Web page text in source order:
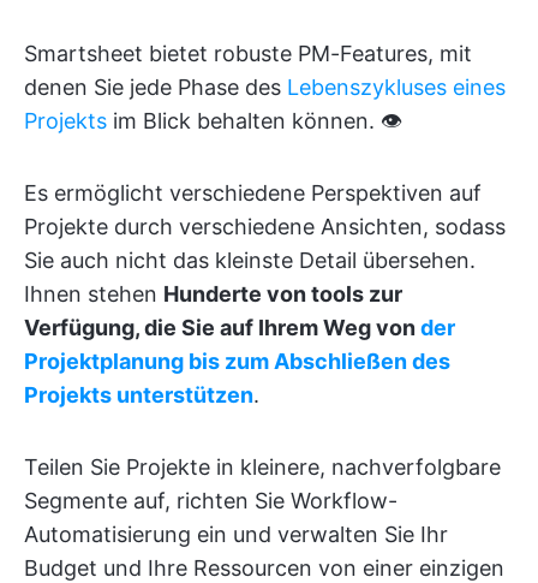
Smartsheet bietet robuste PM-Features, mit
denen Sie jede Phase des Lebenszykluses eines
Projekts im Blick behalten können. 👁️
Es ermöglicht verschiedene Perspektiven auf
Projekte durch verschiedene Ansichten, sodass
Sie auch nicht das kleinste Detail übersehen.
Ihnen stehen Hunderte von tools zur
Verfügung, die Sie auf Ihrem Weg vonder
Projektplanung bis zum Abschließen des
Projekts unterstützen.
Teilen Sie Projekte in kleinere, nachverfolgbare
Segmente auf, richten Sie Workflow-
Automatisierung ein und verwalten Sie Ihr
Budget und Ihre Ressourcen von einer einzigen